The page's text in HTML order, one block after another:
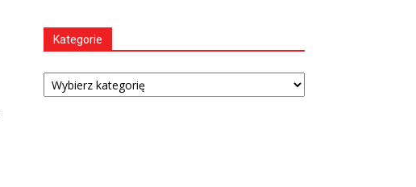
Kategorie
Kategorie